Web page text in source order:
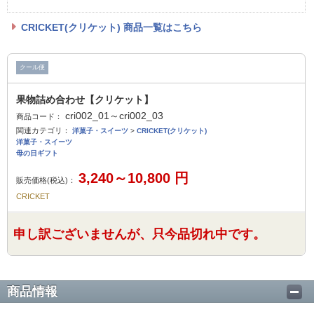
CRICKET(クリケット) 商品一覧はこちら
クール便
果物詰め合わせ【クリケット】
商品コード： cri002_01～cri002_03
関連カテゴリ： 洋菓子・スイーツ > CRICKET(クリケット)
洋菓子・スイーツ
母の日ギフト
販売価格(税込)： 3,240～10,800 円
CRICKET
申し訳ございませんが、只今品切れ中です。
商品情報